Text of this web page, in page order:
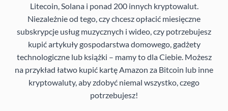
Litecoin, Solana i ponad 200 innych kryptowalut.
Niezależnie od tego, czy chcesz opłacić miesięczne
subskrypcje usług muzycznych i wideo, czy potrzebujesz
kupić artykuły gospodarstwa domowego, gadżety
technologiczne lub książki – mamy to dla Ciebie. Możesz
na przykład łatwo kupić kartę Amazon za Bitcoin lub inne
kryptowaluty, aby zdobyć niemal wszystko, czego
potrzebujesz!